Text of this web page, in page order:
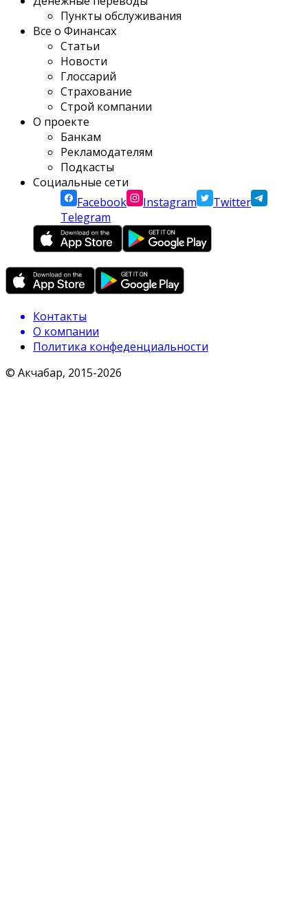
Пункты обслуживания
Все о Финансах
Статьи
Новости
Глоссарий
Страхование
Строй компании
О проекте
Банкам
Рекламодателям
Подкасты
Социальные сети
Facebook
Instagram
Twitter
Telegram
Контакты
О компании
Политика конфеденциальности
© Акчабар, 2015-2026